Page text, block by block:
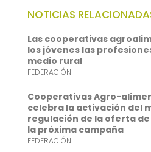
b
o
o
k
t
t
e
r
a
i
l
h
a
t
s
A
p
p
L
i
n
k
e
d
I
n
NOTICIAS
Las cooperativas
los jóvenes las
medio rural
FEDERACIÓN
Cooperativas Agro-
celebra la activación del
regulación de la oferta
la próxima campaña
FEDERACIÓN